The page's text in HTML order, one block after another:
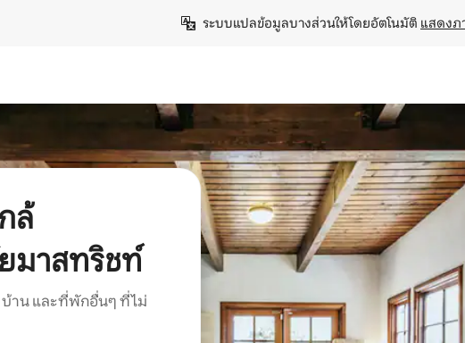
ระบบแปลข้อมูลบางส่วนให้โดยอัตโนมัติ แสดง
ล้
มาสทริชท์
าน และที่พักอื่นๆ ที่ไม่